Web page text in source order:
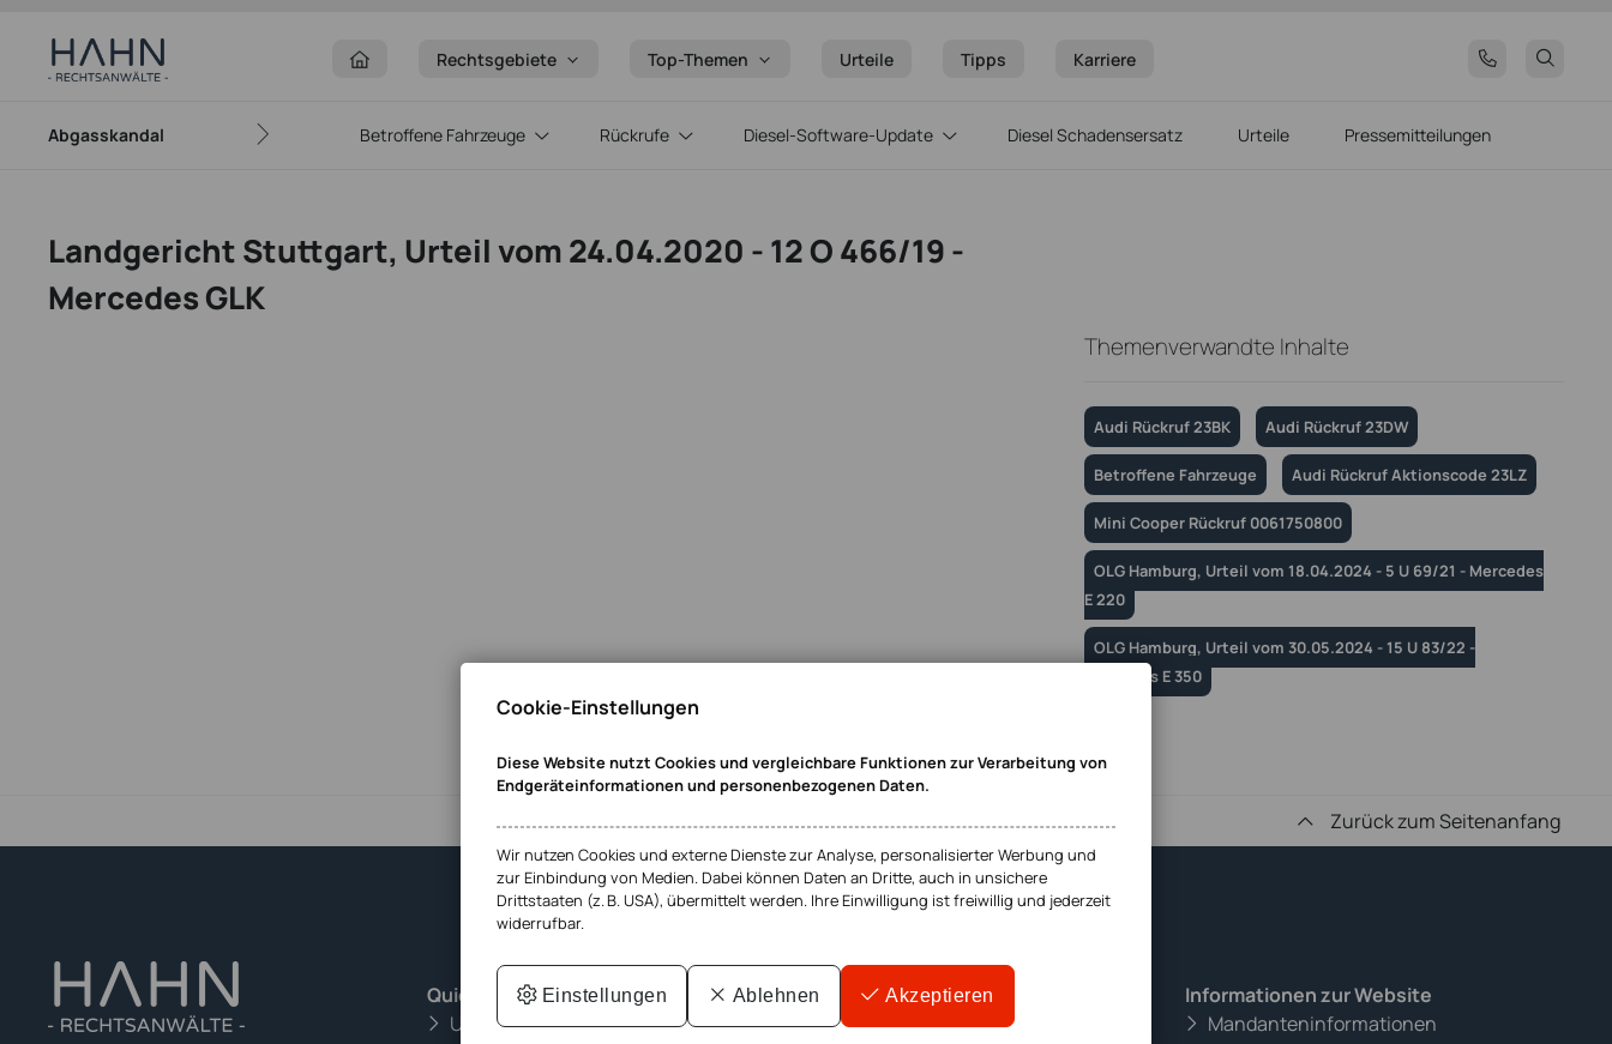
Rechtsgebiete Top-Themen Urteile Tipps Karriere
Abgasskandal Betroffene Fahrzeuge Rückrufe Diesel-Software-Update Diesel Schadensersatz Urteile Pressemitteilungen
Landgericht Stuttgart, Urteil vom 24.04.2020 - 12 O 466/19 -
Mercedes GLK
Themenverwandte Inhalte
Audi Rückruf 23BK Audi Rückruf 23DW
Betroffene Fahrzeuge Audi Rückruf Aktionscode 23LZ
Mini Cooper Rückruf 0061750800
OLG Hamburg, Urteil vom 18.04.2024 - 5 U 69/21 - Mercedes
E 220
OLG Hamburg, Urteil vom 30.05.2024 - 15 U 83/22 -
Mercedes E 350
Zurück zum Seitenanfang
Quick-Links
Urteile im Abgasskandal
HR Details
Jobs & Karriere
Informationen zur Website
Mandanteninformationen
Cookie-Einstellungen
Diese Website nutzt Cookies und vergleichbare Funktionen zur Verarbeitung von
Endgeräteinformationen und personenbezogenen Daten.
Wir nutzen Cookies und externe Dienste zur Analyse, personalisierter Werbung und
zur Einbindung von Medien. Dabei können Daten an Dritte, auch in unsichere
Drittstaaten (z. B. USA), übermittelt werden. Ihre Einwilligung ist freiwillig und jederzeit
widerrufbar.
Ablehnen
Einstellungen Akzeptieren